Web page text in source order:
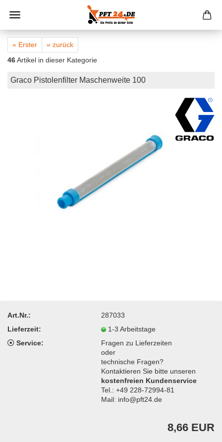
« Erster
« zurück
46Artikel in dieser Kategorie
Graco Pistolenfilter Maschenweite 100
Art.Nr.:
287033
Lieferzeit:
1-3 Arbeitstage
Service:
Fragen zu Lieferzeiten
oder
technische Fragen?
Kontaktieren Sie bitte unseren
kostenfreien Kundenservice
Tel.: +49 228-72994-81
Mail: info@pft24.de
8,66 EUR